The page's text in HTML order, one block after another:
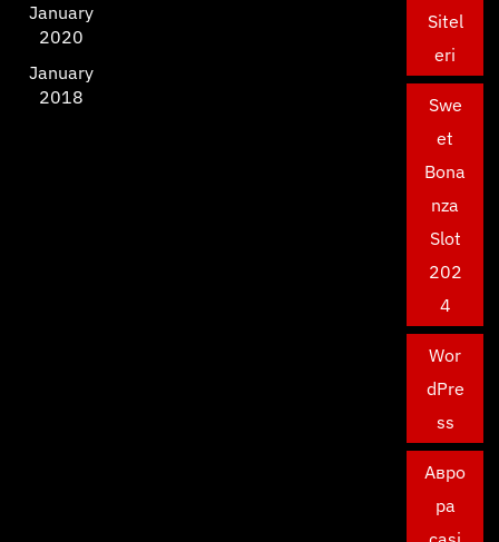
January
2020
January
2018
Sitel
eri
Swe
et
Bona
nza
Slot
202
4
Wor
dPre
ss
Авро
ра